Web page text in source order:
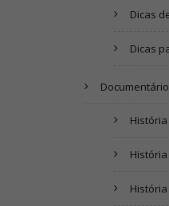
Dicas
Dicas